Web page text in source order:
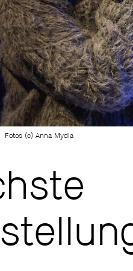
Fotos (c) Anna Mydla